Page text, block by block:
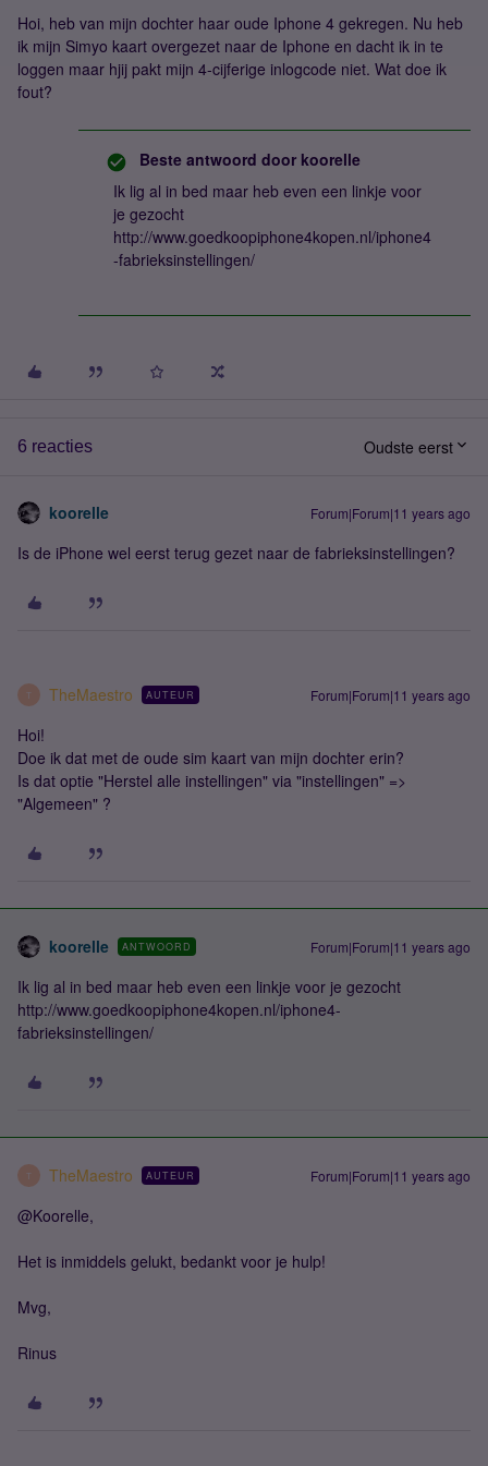
Hoi, heb van mijn dochter haar oude Iphone 4 gekregen. Nu heb
ik mijn Simyo kaart overgezet naar de Iphone en dacht ik in te
loggen maar hjij pakt mijn 4-cijferige inlogcode niet. Wat doe ik
fout?
Beste antwoord door koorelle
Ik lig al in bed maar heb even een linkje voor
je gezocht
http://www.goedkoopiphone4kopen.nl/iphone4
-fabrieksinstellingen/
6 reacties Oudste eerst
koorelle Forum|Forum|11 years ago
Is de iPhone wel eerst terug gezet naar de fabrieksinstellingen?
T TheMaestro AUTEUR Forum|Forum|11 years ago
Hoi!
Doe ik dat met de oude sim kaart van mijn dochter erin?
Is dat optie "Herstel alle instellingen" via "instellingen" =>
"Algemeen" ?
koorelle ANTWOORD Forum|Forum|11 years ago
Ik lig al in bed maar heb even een linkje voor je gezocht
http://www.goedkoopiphone4kopen.nl/iphone4-
fabrieksinstellingen/
T TheMaestro AUTEUR Forum|Forum|11 years ago
@Koorelle,
Het is inmiddels gelukt, bedankt voor je hulp!
Mvg,
Rinus